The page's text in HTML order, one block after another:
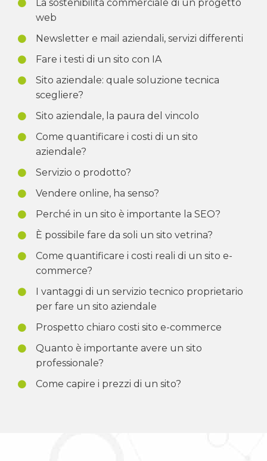
La sostenibilità commerciale di un progetto
web
Newsletter e mail aziendali, servizi differenti
Fare i testi di un sito con IA
Sito aziendale: quale soluzione tecnica
scegliere?
Sito aziendale, la paura del vincolo
Come quantificare i costi di un sito
aziendale?
Servizio o prodotto?
Vendere online, ha senso?
Perché in un sito è importante la SEO?
È possibile fare da soli un sito vetrina?
Come quantificare i costi reali di un sito e-
commerce?
I vantaggi di un servizio tecnico proprietario
per fare un sito aziendale
Prospetto chiaro costi sito e-commerce
Quanto è importante avere un sito
professionale?
Come capire i prezzi di un sito?